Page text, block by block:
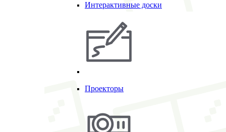
Интерактивные доски
Проекторы